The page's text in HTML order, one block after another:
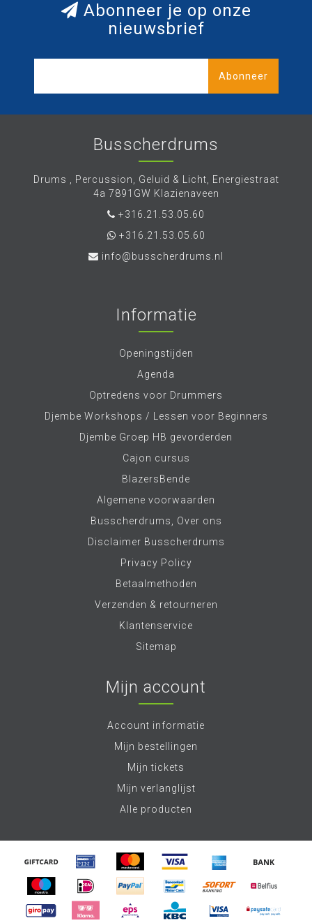
Abonneer je op onze
nieuwsbrief
Abonneer
Busscherdrums
Drums , Percussion, Geluid & Licht, Energiestraat
4a 7891GW Klazienaveen
+316.21.53.05.60
+316.21.53.05.60
info@busscherdrums.nl
Informatie
Openingstijden
Agenda
Optredens voor Drummers
Djembe Workshops / Lessen voor Beginners
Djembe Groep HB gevorderden
Cajon cursus
BlazersBende
Algemene voorwaarden
Busscherdrums, Over ons
Disclaimer Busscherdrums
Privacy Policy
Betaalmethoden
Verzenden & retourneren
Klantenservice
Sitemap
Mijn account
Account informatie
Mijn bestellingen
Mijn tickets
Mijn verlanglijst
Alle producten